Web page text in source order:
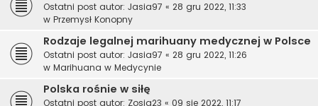
Ostatni post autor: Jasia97 « 28 gru 2022, 11:33
w Przemysł Konopny
Rodzaje legalnej marihuany medycznej w Polsce
Ostatni post autor: Jasia97 « 28 gru 2022, 11:26
w Marihuana w Medycynie
Polska rośnie w siłę
Ostatni post autor: Zosia23 « 09 sie 2022, 11:17